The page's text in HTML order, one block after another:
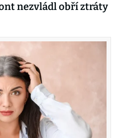
nezvládl obří ztráty